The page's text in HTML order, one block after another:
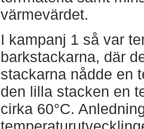
värmevärdet.
I kampanj 1 så var
barkstackarna, där
stackarna nådde en
den lilla stacken en
cirka 60°C.